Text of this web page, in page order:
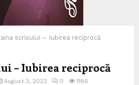
scrisului – Iubirea reciprocă
– Iubirea reciprocă
August 3, 2022 0 1186